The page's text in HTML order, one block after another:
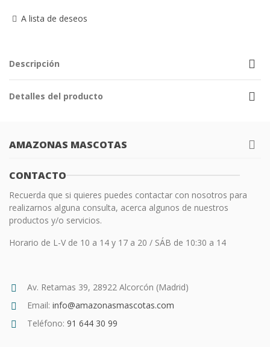
A lista de deseos
Descripción
Detalles del producto
AMAZONAS MASCOTAS
CONTACTO
Recuerda que si quieres puedes contactar con nosotros para
realizarnos alguna consulta, acerca algunos de nuestros
productos y/o servicios.
Horario de L-V de 10 a 14 y 17 a 20 / SÁB de 10:30 a 14
Av. Retamas 39, 28922 Alcorcón (Madrid)
Email: info@amazonasmascotas.com
Teléfono: 91 644 30 99